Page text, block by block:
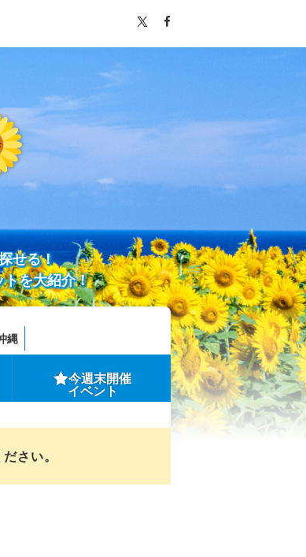
せる！
を大紹介！
縄
今週末開催
イベント
さい。